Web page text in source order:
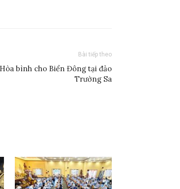
Bài tiếp theo
bình cho Biển Đông tại đảo
Trường Sa